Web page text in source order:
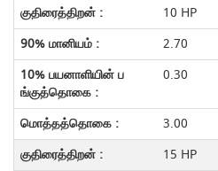
10 HP
2.70
0.30
3.00
15 HP